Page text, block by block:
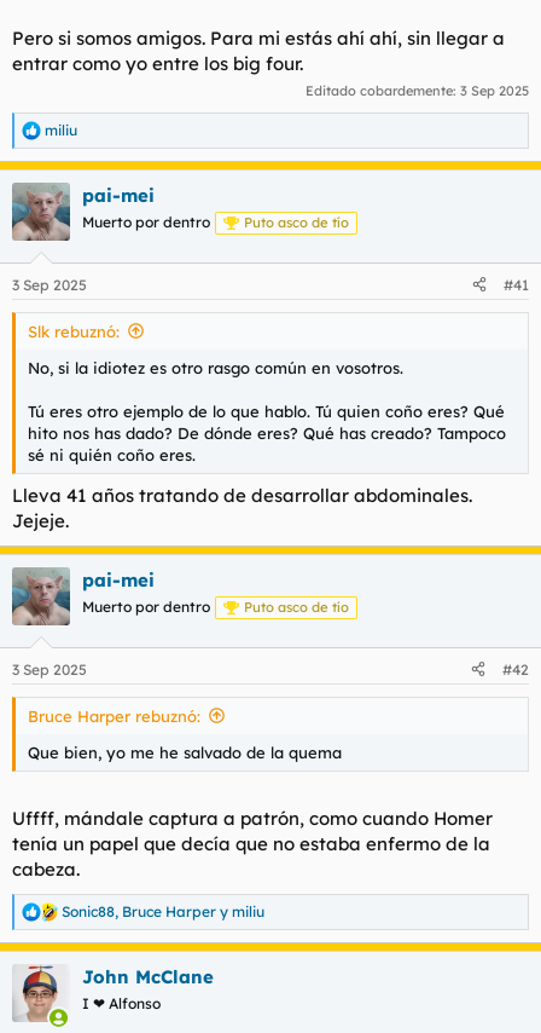
Cáncer de Colón, los pai-mei, los ruben...
Hoy me encuentro con gente o nicks como leibn, serdo,
guardián... que suelen darme likes.
Con un tío que se llama Troy no sé qué, que no sé dónde sale,
pero alguna vez le he tenido que meter la polla en la boca
porque es alguien que sale de la nada y parece que quiere
poner los pies sobre la mesa.
Chalados como el socio de Diego, Pardillo o Google no sé qué
ostias, que son asquerosamente ineptos y que tampoco sé de
dónde salen ni con quién han empatado.
identificables.
No veo ninguna forma en vosotros.
Entrar aquí es como tratar con una colonia de hormigas.
Pero si somos amigos. Para mi estás ahí ahí, sin llegar a
entrar como yo entre los big four.
Editado cobardemente: 3 Sep 2025
R
e
c
c
i
e
s
miliu
pai-mei
Muerto por dentro Puto asco de tío
3 Sep 2025 #41
Slk rebuznó:
No, si la idiotez es otro rasgo común en vosotros.
Tú eres otro ejemplo de lo que hablo. Tú quien coño eres? Qué
hito nos has dado? De dónde eres? Qué has creado? Tampoco
sé ni quién coño eres.
Lleva 41 años tratando de desarrollar abdominales.
Jejeje.
pai-mei
Muerto por dentro Puto asco de tío
3 Sep 2025 #42
Bruce Harper rebuznó:
Que bien, yo me he salvado de la quema
Uffff, mándale captura a patrón, como cuando Homer
tenía un papel que decía que no estaba enfermo de la
cabeza.
R
e
c
c
Sonic88, Bruce Harper y miliu
John McClane
I ❤ Alfonso